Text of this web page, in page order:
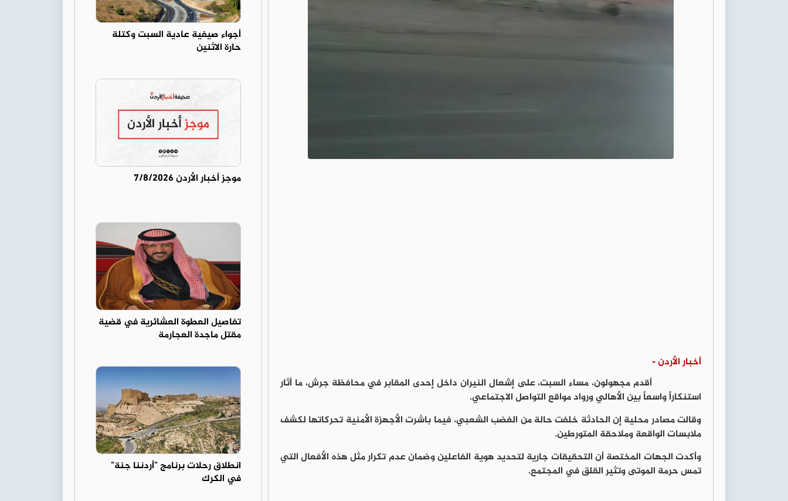
أخبار الأردن -
أقدم مجهولون، مساء السبت، على إشعال النيران داخل إحدى المقابر في محافظة جرش، ما أثار
استنكاراً واسعاً بين الأهالي ورواد مواقع التواصل الاجتماعي.
وقالت مصادر محلية إن الحادثة خلفت حالة من الغضب الشعبي، فيما باشرت الأجهزة الأمنية تحركاتها لكشف
ملابسات الواقعة وملاحقة المتورطين.
وأكدت الجهات المختصة أن التحقيقات جارية لتحديد هوية الفاعلين وضمان عدم تكرار مثل هذه الأفعال التي
تمس حرمة الموتى وتثير القلق في المجتمع.
أجواء صيفية عادية السبت وكتلة
حارة الاثنين
موجز أخبار الأردن 7/8/2026
تفاصيل العطوة العشائرية في قضية
مقتل ماجدة العجارمة
انطلاق رحلات برنامج "أردننا جنة"
في الكرك